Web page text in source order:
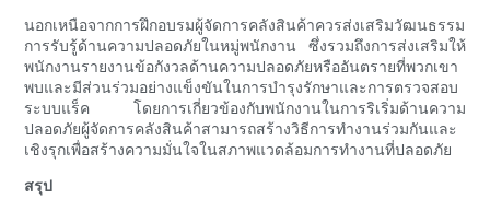
นอกเหนือจากการฝึกอบรมผู้จัดการคลังสินค้าควรส่งเสริมวัฒนธรรม
การรับรู้ด้านความปลอดภัยในหมู่พนักงาน ซึ่งรวมถึงการส่งเสริมให้
พนักงานรายงานข้อกังวลด้านความปลอดภัยหรืออันตรายที่พวกเขา
พบและมีส่วนร่วมอย่างแข็งขันในการบำรุงรักษาและการตรวจสอบ
ระบบแร็ค โดยการเกี่ยวข้องกับพนักงานในการริเริ่มด้านความ
ปลอดภัยผู้จัดการคลังสินค้าสามารถสร้างวิธีการทำงานร่วมกันและ
เชิงรุกเพื่อสร้างความมั่นใจในสภาพแวดล้อมการทำงานที่ปลอดภัย
สรุป